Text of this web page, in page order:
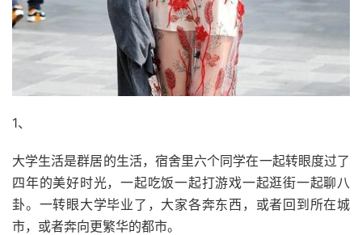
1、
大学生活是群居的生活，宿舍里六个同学在一起转眼度过了
四年的美好时光，一起吃饭一起打游戏一起逛街一起聊八
卦。一转眼大学毕业了，大家各奔东西，或者回到所在城
市，或者奔向更繁华的都市。